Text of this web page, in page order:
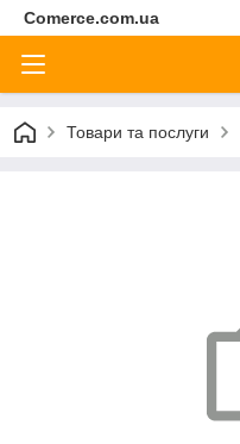
Comerce.com.ua
Товари та послуги